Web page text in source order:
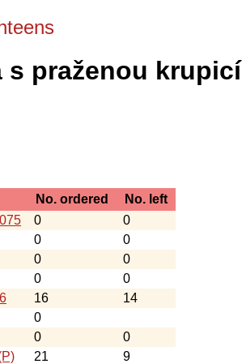
s praženou krupicí
No. ordered
No. left
0
0
0
0
0
0
0
0
16
14
0
0
0
21
9